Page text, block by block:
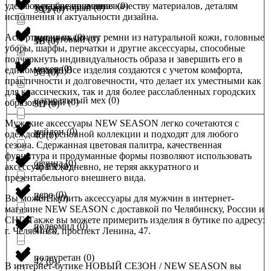
39,5 (0)
3B (0)
3C (0)
3D (0)
40 (0)
40 FR (0)
40 IT (0)
41 (0)
42 (0)
терракоторый (0)
фиолетовый (0)
хаки (0)
черный (0)
металлизированная (0)
метанить (0)
мохер (0)
натуральный мех (0)
нейлон (0)
овчина (0)
перо (0)
полеомид (0)
полеуретан (0)
уделяют особое внимание качеству материалов, деталям
исполнения и актуальности дизайна.
Ассортимент включает ремни из натуральной кожи, головные
уборы, шарфы, перчатки и другие аксессуары, способные
подчеркнуть индивидуальность образа и завершить его в
едином стиле. Все изделия создаются с учетом комфорта,
практичности и долговечности, что делает их уместными как
для классических, так и для более расслабленных городских
образов.
Мужские аксессуары NEW SEASON легко сочетаются с
одеждой из основной коллекции и подходят для любого
сезона. Сдержанная цветовая палитра, качественная
фурнитура и продуманные формы позволяют использовать
аксессуары ежедневно, не теряя аккуратного и
презентабельного внешнего вида.
Вы можете купить аксессуары для мужчин в интернет-
магазине NEW SEASON с доставкой по Челябинску, России и
СНГ. Также вы можете примерить изделия в бутике по адресу:
г. Челябинск, проспект Ленина, 47.
В интернет-бутике НОВЫЙ СЕЗОН / NEW SEASON вы